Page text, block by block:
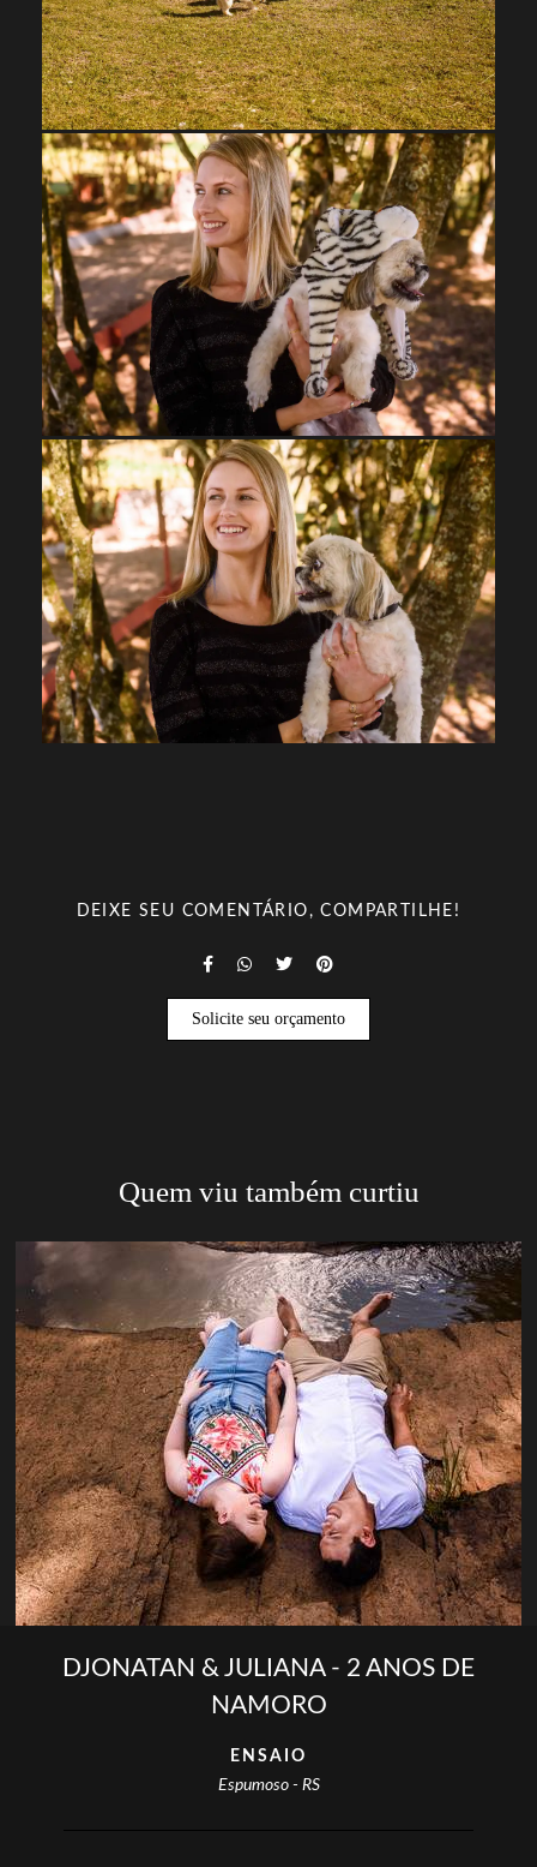
DEIXE SEU COMENTÁRIO, COMPARTILHE!
Solicite seu orçamento
Quem viu também curtiu
DJONATAN & JULIANA - 2 ANOS DE
NAMORO
ENSAIO
Espumoso - RS